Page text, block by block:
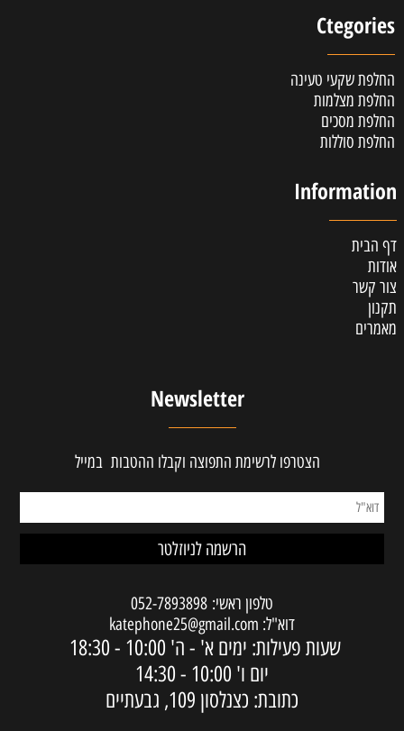
Ctegories
החלפת שקעי טעינה
החלפת מצלמות
החלפת מסכים
החלפת סוללות
Information
דף הבית
אודות
צור קשר
תקנון
מאמרים
Newsletter
הצטרפו לרשימת התפוצה וקבלו ההטבות במייל
טלפון ראשי: 052-7893898
דוא"ל: katephone25@gmail.com
שעות פעילות: ימים א' - ה' 10:00 - 18:30
יום ו' 10:00 - 14:30
כתובת: כצנלסון 109, גבעתיים